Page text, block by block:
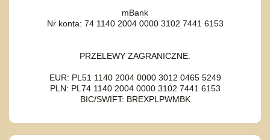
mBank
Nr konta: 74 1140 2004 0000 3102 7441 6153
PRZELEWY ZAGRANICZNE:
EUR: PL51 1140 2004 0000 3012 0465 5249
PLN: PL74 1140 2004 0000 3102 7441 6153
BIC/SWIFT: BREXPLPWMBK